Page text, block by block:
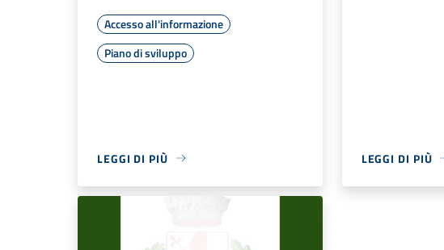
Accesso all'informazione
Piano di sviluppo
LEGGI DI PIÙ LEGGI DI PIÙ